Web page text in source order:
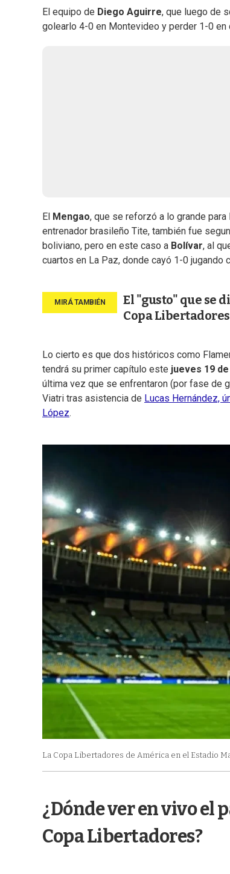
El equipo de Diego Aguirre, que luego de
golearlo 4-0 en Montevideo y perder 1-0 en
El Mengao, que se reforzó a lo grande
entrenador brasileño Tite, también fue
boliviano, pero en este caso a Bolívar, al
cuartos en La Paz, donde cayó 1-0 jugando
El "gusto" que se
Copa Libertadores
Lo cierto es que dos históricos como
tendrá su primer capítulo este jueves 19
última vez que se enfrentaron (por fase de
Viatri tras asistencia de Lucas Hernández,
López.
La Copa Libertadores de América en el Estadio
¿Dónde ver en vivo el
Copa Libertadores?